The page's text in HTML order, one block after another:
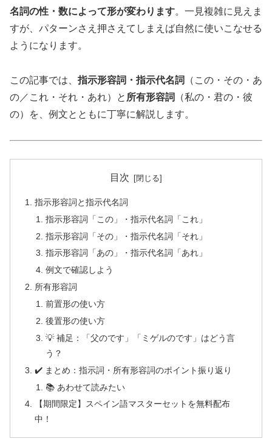
名詞の性・数によって形が変わります。一見複雑に見えま
すが、パターンさえ押さえてしまえば自然に使いこなせる
ようになります。
この記事では、 指示形容詞・指示代名詞
（この・その・あ
の／これ・それ・あれ）と 所有形容詞
（私の・君の・彼
の）を、例文とともに丁寧に解説します。
目次
指示形容詞と指示代名詞
指示形容詞「この」・指示代名詞「これ」
指示形容詞「その」・指示代名詞「それ」
指示形容詞「あの」・指示代名詞「あれ」
例文で確認しよう
所有形容詞
前置形の使い方
後置形の使い方
💡 補足：「父のです」「ミゲルのです」はどう言
う？
✔️ まとめ：指示詞・所有形容詞のポイント振り返り
📚 あわせて読みたい
【期間限定】スペイン語マスターセットを無料配布
中！